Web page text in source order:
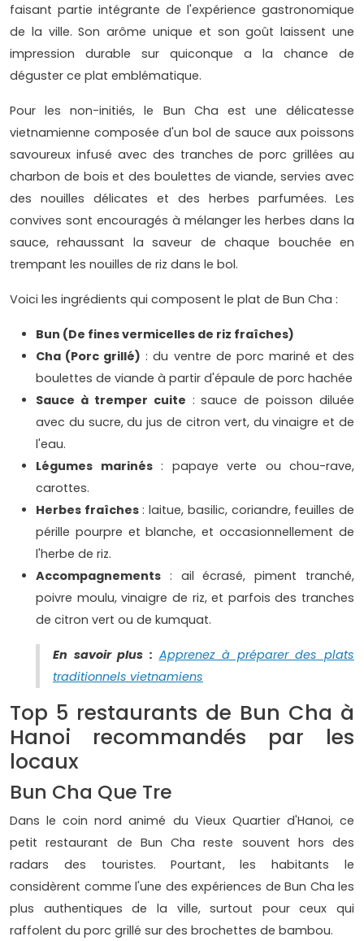
faisant partie intégrante de l'expérience gastronomique
de la ville. Son arôme unique et son goût laissent une
impression durable sur quiconque a la chance de
déguster ce plat emblématique.
Pour les non-initiés, le Bun Cha est une délicatesse
vietnamienne composée d'un bol de sauce aux poissons
savoureux infusé avec des tranches de porc grillées au
charbon de bois et des boulettes de viande, servies avec
des nouilles délicates et des herbes parfumées. Les
convives sont encouragés à mélanger les herbes dans la
sauce, rehaussant la saveur de chaque bouchée en
trempant les nouilles de riz dans le bol.
Voici les ingrédients qui composent le plat de Bun Cha :
Bun (De fines vermicelles de riz fraîches)
Cha (Porc grillé) : du ventre de porc mariné et des
boulettes de viande à partir d'épaule de porc hachée
Sauce à tremper cuite : sauce de poisson diluée
avec du sucre, du jus de citron vert, du vinaigre et de
l'eau.
Légumes marinés: papaye verte ou chou-rave,
carottes.
Herbes fraîches: laitue, basilic, coriandre, feuilles de
pérille pourpre et blanche, et occasionnellement de
l'herbe de riz.
Accompagnements : ail écrasé, piment tranché,
poivre moulu, vinaigre de riz, et parfois des tranches
de citron vert ou de kumquat.
En savoir plus : Apprenez à préparer des plats
traditionnels vietnamiens
Top 5 restaurants de Bun Cha à
Hanoi recommandés par les
locaux
Bun Cha Que Tre
Dans le coin nord animé du Vieux Quartier d'Hanoi, ce
petit restaurant de Bun Cha reste souvent hors des
radars des touristes. Pourtant, les habitants le
considèrent comme l'une des expériences de Bun Cha les
plus authentiques de la ville, surtout pour ceux qui
raffolent du porc grillé sur des brochettes de bambou.